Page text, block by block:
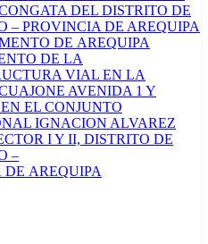
DEL DISTRITO DE
– PROVINCIA DE AREQUIPA
DE AREQUIPA
DE LA
VIAL EN LA
AVENIDA 1 Y
EL CONJUNTO
IGNACION ALVAREZ
I Y II, DISTRITO DE
–
AREQUIPA